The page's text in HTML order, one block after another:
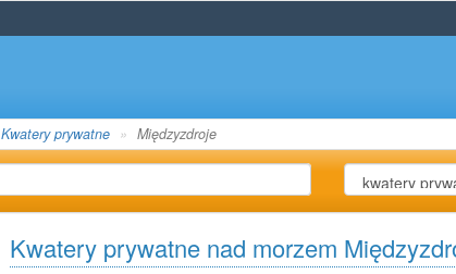
Kwatery prywatne Międzyzdroje
Kwatery prywatne nad morzem